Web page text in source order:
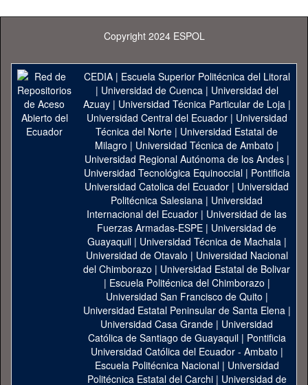
Copyright 2024 ESPOL
CEDIA| Escuela Superior Politécnica del Litoral
| Universidad de Cuenca| Universidad del
Azuay| Universidad Técnica Particular de Loja|
Universidad Central del Ecuador| Universidad
Técnica del Norte | Universidad Estatal de
Milagro | Universidad Técnica de Ambato |
Universidad Regional Autónoma de los Andes|
Universidad Tecnológica Equinoccial| Pontificia
Universidad Catolica del Ecuador | Universidad
Politécnica Salesiana | Universidad
Internacional del Ecuador | Universidad de las
Fuerzas Armadas-ESPE | Universidad de
Guayaquil| Universidad Técnica de Machala|
Universidad de Otavalo | Universidad Nacional
del Chimborazo | Universidad Estatal de Bolivar
| Escuela Politécnica del Chimborazo |
Universidad San Francisco de Quito |
Universidad Estatal Peninsular de Santa Elena|
Universidad Casa Grande | Universidad
Católica de Santiago de Guayaquil| Pontificia
Universidad Católica del Ecuador - Ambato |
Escuela Politécnica Nacional| Universidad
Politécnica Estatal del Carchi| Universidad de